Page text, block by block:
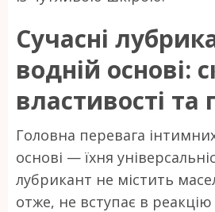
Сучасні
водній основі:
властивості та
Головна перевага
основі — їхня
лубрикант не містить
отже, не вступає в реакцію